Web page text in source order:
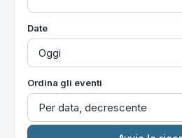
Date
Ordina gli eventi